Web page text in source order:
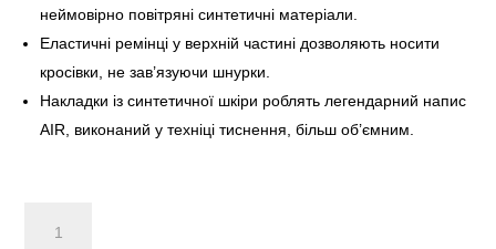
неймовірно повітряні синтетичні матеріали.
Еластичні ремінці у верхній частині дозволяють носити
кросівки, не зав’язуючи шнурки.
Накладки із синтетичної шкіри роблять легендарний напис
AIR, виконаний у техніці тиснення, більш об’ємним.